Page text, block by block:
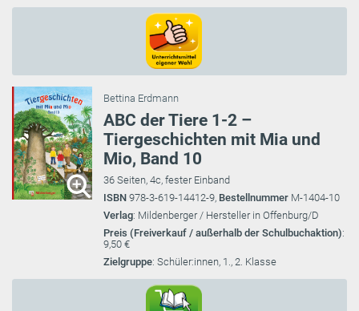
Bettina Erdmann
ABC der Tiere 1-2 –
Tiergeschichten mit Mia und
Mio, Band 10
36 Seiten, 4c, fester Einband
ISBN 978-3-619-14412-9, Bestellnummer M-1404-10
Verlag: Mildenberger / Hersteller in Offenburg/D
Preis (Freiverkauf / außerhalb der Schulbuchaktion):
9,50 €
Zielgruppe: Schüler:innen, 1., 2. Klasse